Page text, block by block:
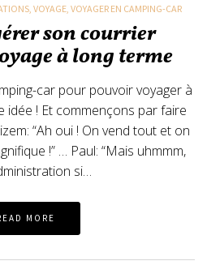
, VOYAGE, VOYAGER EN CAMPING-CAR
son courrier
à long terme
car pour pouvoir voyager à
idée ! Et commençons par faire
“Ah oui ! On vend tout et on
!” … Paul: “Mais uhmmm,
si…
MORE